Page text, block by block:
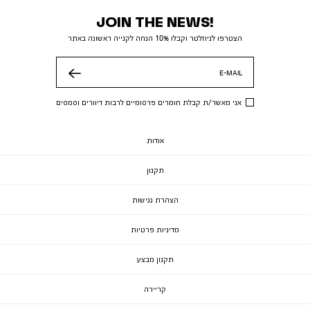
JOIN THE NEWS!
הצטרפו לניוזלטר וקבלו 10% הנחה לקנייה ראשונה באתר
E-MAIL
אני מאשר/ת קבלת חומרים פרסומיים לרבות דיוורים וסמסים
אודות
תקנון
הצהרת נגישות
מדיניות פרטיות
תקנון מבצע
קריירה